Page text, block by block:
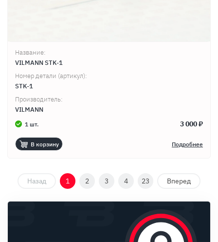
Название:
VILMANN STK-1
Номер детали (артикул):
STK-1
Производитель:
VILMANN
1 шт. 3 000 ₽
В корзину Подробнее
Назад 1 2 3 4 23 Вперед